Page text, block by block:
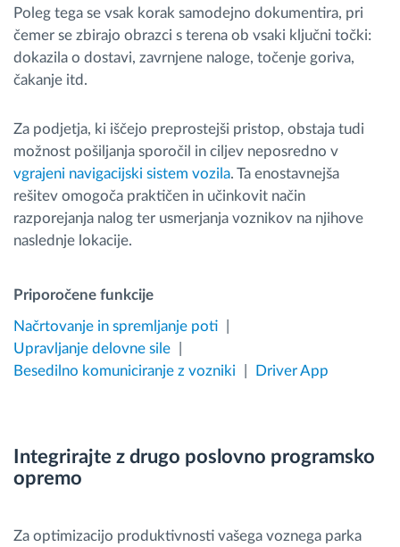
Poleg tega se vsak korak samodejno dokumentira, pri
čemer se zbirajo obrazci s terena ob vsaki ključni točki:
dokazila o dostavi, zavrnjene naloge, točenje goriva,
čakanje itd.
Za podjetja, ki iščejo preprostejši pristop, obstaja tudi
možnost pošiljanja sporočil in ciljev neposredno v
vgrajeni navigacijski sistem vozila. Ta enostavnejša
rešitev omogoča praktičen in učinkovit način
razporejanja nalog ter usmerjanja voznikov na njihove
naslednje lokacije.
Priporočene funkcije
Načrtovanje in spremljanje poti
Upravljanje delovne sile
Besedilno komuniciranje z vozniki
Driver App
Integrirajte z drugo poslovno programsko
opremo
Za optimizacijo produktivnosti vašega voznega parka